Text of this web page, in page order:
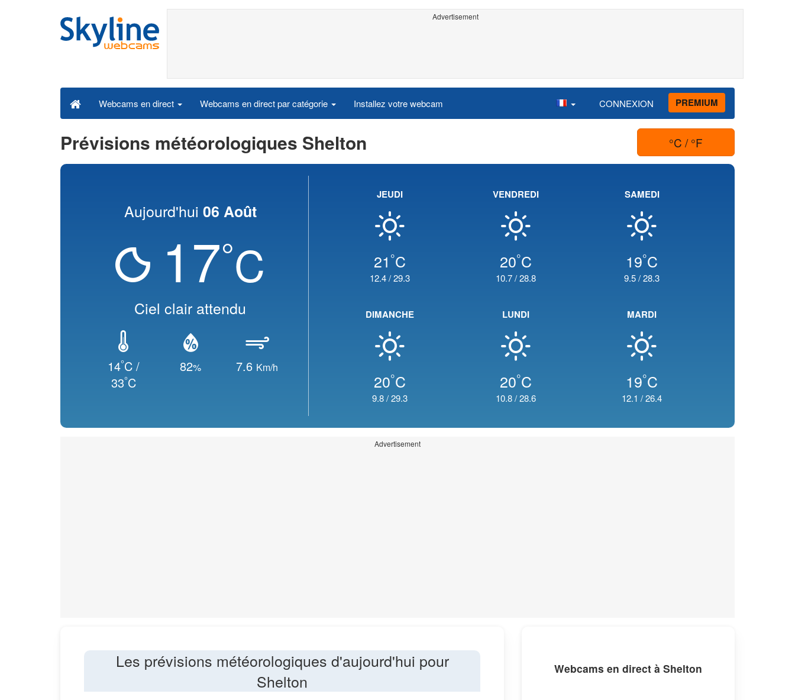
Advertisement
Webcams en direct Webcams en direct par catégorie Installez votre webcam CONNEXION PREMIUM
Prévisions météorologiques Shelton °C / °F
Aujourd'hui 06 Août
17°C
Ciel clair attendu
14°C /
33°C
82% 7.6 Km/h
JEUDI
21 °C
12.4/29.3
VENDREDI
20°C
10.7/28.8
SAMEDI
19°C
9.5/28.3
DIMANCHE
20°C
9.8/29.3
LUNDI
20°C
10.8/28.6
MARDI
19°C
12.1 /26.4
Advertisement
Les prévisions météorologiques d'aujourd'hui pour
Shelton
Webcams en direct à Shelton